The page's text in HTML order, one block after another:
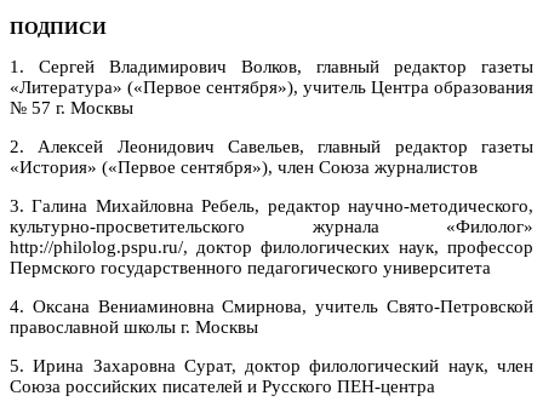
ПОДПИСИ
1. Сергей Владимирович Волков, главный редактор газеты
«Литература» («Первое сентября»), учитель Центра образования
№ 57 г. Москвы
2. Алексей Леонидович Савельев, главный редактор газеты
«История» («Первое сентября»), член Союза журналистов
3. Галина Михайловна Ребель, редактор научно-методического,
культурно-просветительского журнала «Филолог»
http://philolog.pspu.ru/, доктор филологических наук, профессор
Пермского государственного педагогического университета
4. Оксана Вениаминовна Смирнова, учитель Свято-Петровской
православной школы г. Москвы
5. Ирина Захаровна Сурат, доктор филологический наук, член
Союза российских писателей и Русского ПЕН-центра